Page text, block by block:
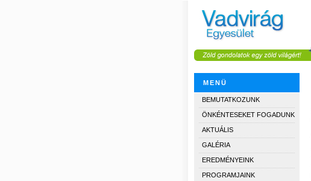
MENÜ
BEMUTATKOZUNK
ÖNKÉNTESEKET FOGADUNK
AKTUÁLIS
GALÉRIA
EREDMÉNYEINK
PROGRAMJAINK